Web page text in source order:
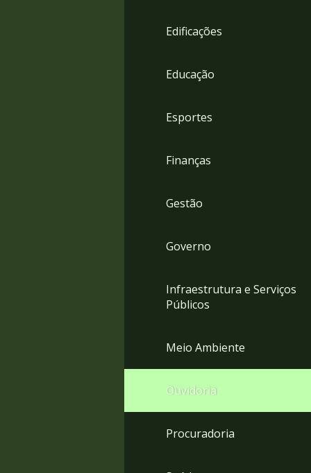
Edificações
Educação
Esportes
Finanças
Gestão
Governo
Infraestrutura e Serviços
Públicos
Meio Ambiente
Ouvidoria
Procuradoria